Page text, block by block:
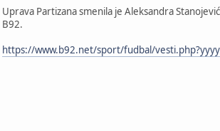
Uprava Partizana smenila je Aleksandra
B92.
https://www.b92.net/sport/fudbal/